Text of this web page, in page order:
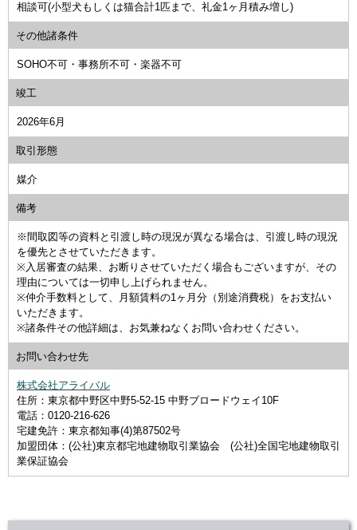
相談可(小型犬もしくは猫合計1匹まで、礼金1ヶ月積み増し)
その他諸条件
SOHO不可・事務所不可・楽器不可
竣工
2026年6月
取引形態
媒介
備考
※間取図等の資料と引渡し時の現況が異なる場合は、引渡し時の現況
を優先とさせていただきます。
※入居審査の結果、お断りさせていただく場合もございますが、その
理由については一切申し上げられません。
※仲介手数料として、月額賃料の1ヶ月分（別途消費税）をお支払い
いただきます。
※諸条件その他詳細は、お気兼ねなくお問い合わせください。
お問い合わせ先
株式会社アライバル
住所：東京都中野区中野5-52-15 中野ブロードウェイ10F
電話：0120-216-626
宅建免許：東京都知事(4)第87502号
加盟団体：(公社)東京都宅地建物取引業協会 (公社)全国宅地建物取引
業保証協会